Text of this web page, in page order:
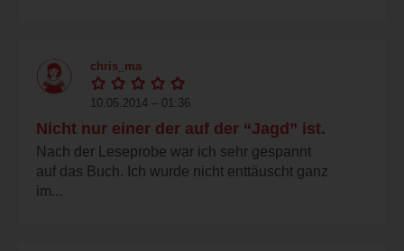
chris_ma
10.05.2014 – 01:36
Nicht nur einer der auf der “Jagd” ist.
Nach der Leseprobe war ich sehr gespannt
auf das Buch. Ich wurde nicht enttäuscht ganz
im...